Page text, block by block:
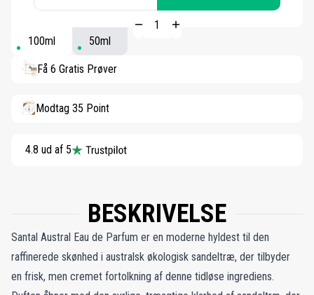
100ml 50ml
Få 6 Gratis Prøver
Modtag 35 Point
4.8 ud af 5
BESKRIVELSE
Santal Austral Eau de Parfum er en moderne hyldest til den
raffinerede skønhed i australsk økologisk sandeltræ, der tilbyder
en frisk, men cremet fortolkning af denne tidløse ingrediens.